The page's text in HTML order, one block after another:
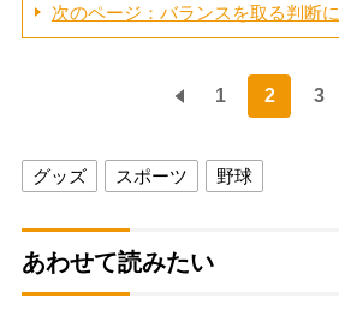
次のページ：バランスを取る判断に
1 2 3
グッズ スポーツ 野球
あわせて読みたい